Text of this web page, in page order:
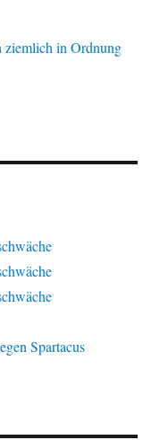
ziemlich in Ordnung
Spartacus